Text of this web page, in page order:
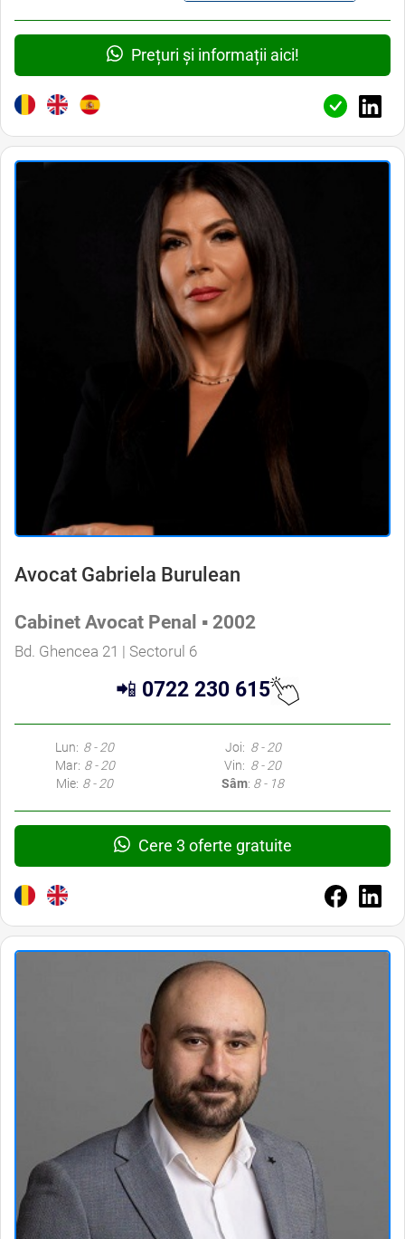
Prețuri și informații aici!
Avocat Gabriela Burulean
Cabinet Avocat Penal ▪ 2002
Bd. Ghencea 21 | Sectorul 6
📲 0722 230 615
Lun: 8 - 20
Mar: 8 - 20
Mie: 8 - 20
Joi: 8 - 20
Vin: 8 - 20
Sâm: 8 - 18
Cere 3 oferte gratuite